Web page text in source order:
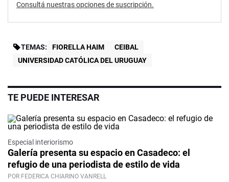
Consultá nuestras opciones de suscripción.
TEMAS: FIORELLA HAIM
CEIBAL
UNIVERSIDAD CATÓLICA DEL URUGUAY
TE PUEDE INTERESAR
Especial interiorismo
Galería presenta su espacio en Casadeco: el
refugio de una periodista de estilo de vida
POR FEDERICA CHIARINO VANRELL